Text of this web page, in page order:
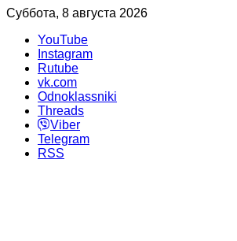
Суббота, 8 августа 2026
YouTube
Instagram
Rutube
vk.com
Odnoklassniki
Threads
Viber
Telegram
RSS